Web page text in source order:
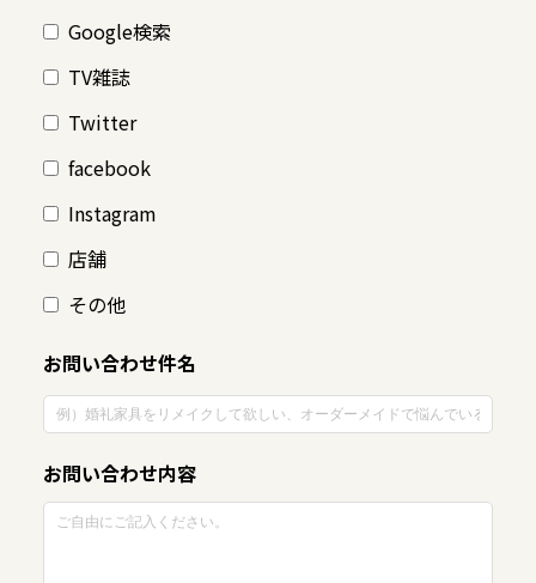
Google検索
TV雑誌
Twitter
facebook
Instagram
店舗
その他
お問い合わせ件名
お問い合わせ内容